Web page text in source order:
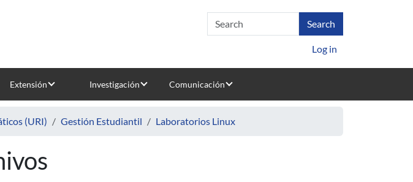
Log in
Extensión Investigación Comunicación
(URI) Gestión Estudiantil Laboratorios Linux